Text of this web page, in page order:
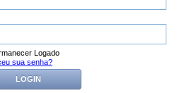
Logado
sua senha?
LOGIN